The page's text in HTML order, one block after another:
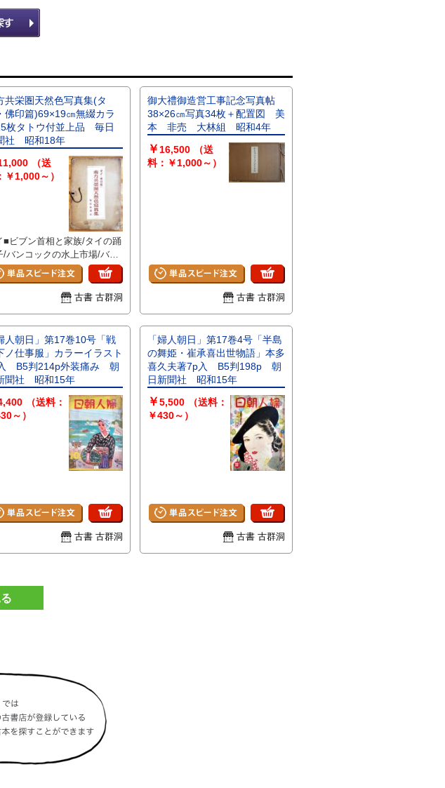
共栄圏天然色写真集(タ
佛印篇)69×19㎝無綴カラ
枚タトウ付並上品 毎日
社 昭和18年
（送
￥1,000～）
■ビブン首相と家族/タイの踊
/バンコックの水上市場/バン
クの毒蛇病院/ワット・ポウ/
コック王宮/他 <BR>佛印■サ
ン港海軍埠頭/サイゴン市鳥
近/他
古書 古群洞
御大禮御造営工事記念写真帖
38×26㎝写真34枚＋配置図 美
本 非売 大林組 昭和4年
￥ 16,500
（送
料：￥1,000～）
古書 古群洞
人朝日」第17巻10号「戦
ノ仕事服」カラーイラスト
B5判214p外装痛み 朝
聞社 昭和15年
（送料：
～）
古書 古群洞
「婦人朝日」第17巻4号「半島
の舞姫・崔承喜出世物語」本多
喜久夫著7p入 B5判198p 朝
日新聞社 昭和15年
￥5,500
（送料：
￥430～）
古書 古群洞